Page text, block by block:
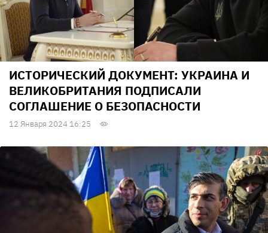
ИСТОРИЧЕСКИЙ ДОКУМЕНТ: УКРАИНА И
ВЕЛИКОБРИТАНИЯ ПОДПИСАЛИ
СОГЛАШЕНИЕ О БЕЗОПАСНОСТИ
12 Января 2024 16:25